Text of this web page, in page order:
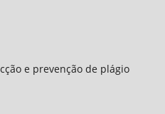
e prevenção de plágio